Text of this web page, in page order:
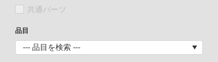
共通パーツ
品目